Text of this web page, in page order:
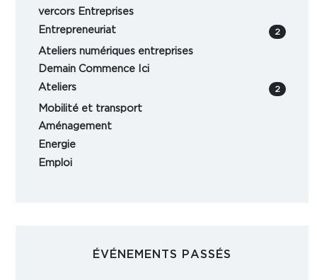
vercors Entreprises
Entrepreneuriat
2
Ateliers numériques entreprises
Demain Commence Ici
Ateliers
2
Mobilité et transport
Aménagement
Energie
Emploi
ÉVÉNEMENTS PASSÉS